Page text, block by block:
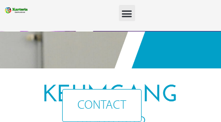
Menu
CONTACT